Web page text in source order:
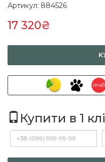
Артикул: 884526
17 320₴
Купити в 1